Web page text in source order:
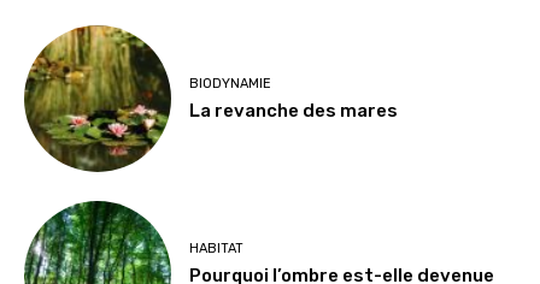
BIODYNAMIE
La revanche des mares
HABITAT
Pourquoi l’ombre est-elle devenue